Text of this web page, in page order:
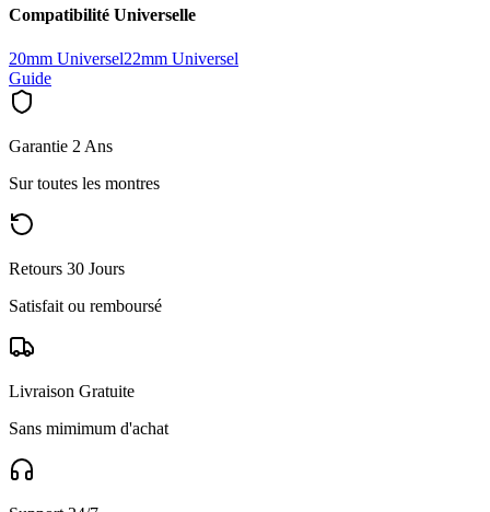
Compatibilité Universelle
20mm Universel22mm Universel
Guide
Garantie 2 Ans
Sur toutes les montres
Retours 30 Jours
Satisfait ou remboursé
Livraison Gratuite
Sans mimimum d'achat